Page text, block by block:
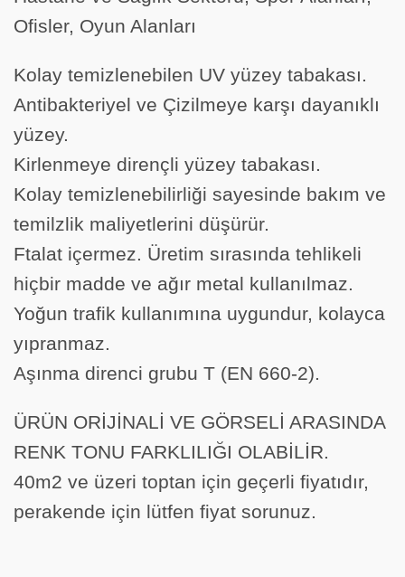
Ofisler, Oyun Alanları
Kolay temizlenebilen UV yüzey tabakası.
Antibakteriyel ve Çizilmeye karşı dayanıklı
yüzey.
Kirlenmeye dirençli yüzey tabakası.
Kolay temizlenebilirliği sayesinde bakım ve
temilzlik maliyetlerini düşürür.
Ftalat içermez. Üretim sırasında tehlikeli
hiçbir madde ve ağır metal kullanılmaz.
Yoğun trafik kullanımına uygundur, kolayca
yıpranmaz.
Aşınma direnci grubu T (EN 660-2).
ÜRÜN ORİJİNALİ VE GÖRSELİ ARASINDA
RENK TONU FARKLILIĞI OLABİLİR.
40m2 ve üzeri toptan için geçerli fiyatıdır,
perakende için lütfen fiyat sorunuz.